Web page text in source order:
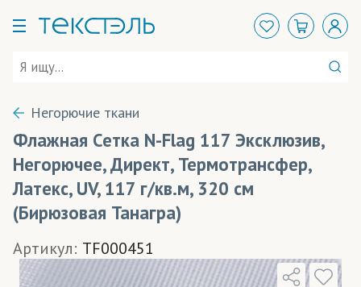
Негорючие ткани
Флажная Сетка N-Flag 117 Эксклюзив,
Негорючее, Директ, Термотрансфер,
Латекс, UV, 117 г/кв.м, 320 см
(Бирюзовая Танагра)
Артикул: TF000451